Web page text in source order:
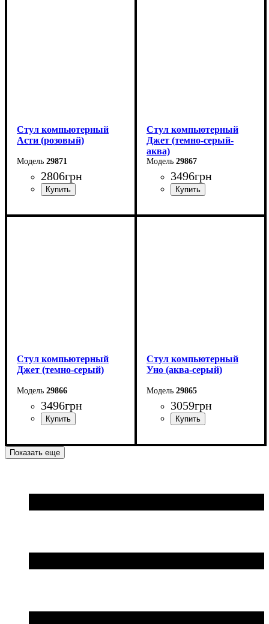
Стул компьютерный
Асти (розовый)
29871
2806грн
Стул компьютерный
Джет (темно-серый-
аква)
29867
3496грн
Стул компьютерный
Джет (темно-серый)
29866
3496грн
Стул компьютерный
Уно (аква-серый)
29865
3059грн
Показать еще